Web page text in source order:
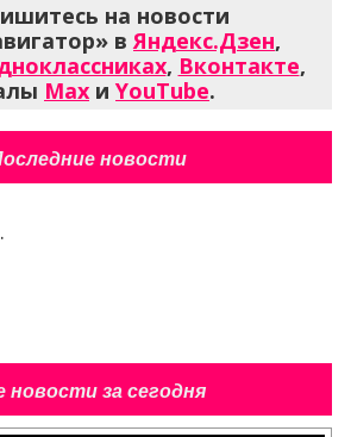
на новости
вЯндекс.Дзен,
, Вконтакте,
Max и YouTube.
новости
новости за сегодня